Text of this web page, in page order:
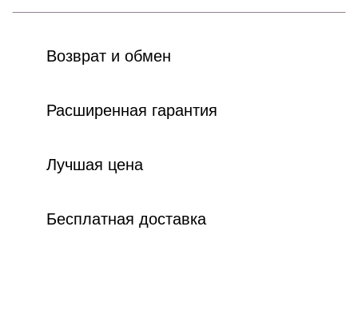
Возврат и обмен
Расширенная гарантия
Лучшая цена
Бесплатная доставка